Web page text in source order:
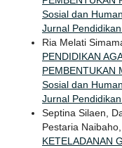
Sosial dan
Jurnal
Ria Melati
PENDIDIKAN
PEMBENTUKAN
Sosial dan
Jurnal
Septina Silaen,
Pestaria
KETELADANAN